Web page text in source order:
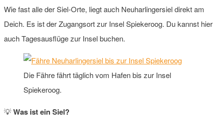
Wie fast alle der Siel-Orte, liegt auch Neuharlingersiel direkt am
Deich. Es ist der Zugangsort zur Insel Spiekeroog. Du kannst hier
auch Tagesausflüge zur Insel buchen.
Die Fähre fährt täglich vom Hafen bis zur Insel
Spiekeroog.
💡Was ist ein Siel?